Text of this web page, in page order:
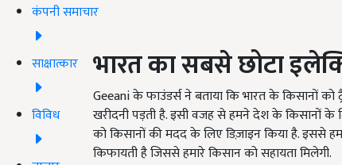
कंपनी समाचार
साक्षात्कार
विविध
भारत का सबसे छोटा
Geeani के फाउंडर्स ने बताया कि भारत के किसानों
खरीदनी पड़ती है. इसी वजह से हमने देश के किसानों
को किसानों की मदद के लिए डिज़ाइन किया है. इससे
किफायती है जिससे हमारे किसान को सहायता मिलेगी.